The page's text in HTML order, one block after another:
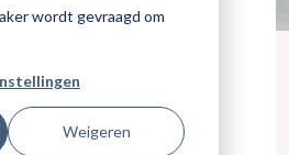
wordt gevraagd om
Weigeren